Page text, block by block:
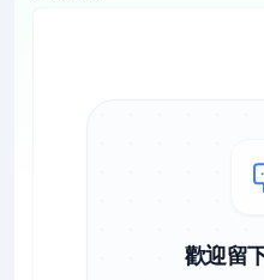
歡迎留